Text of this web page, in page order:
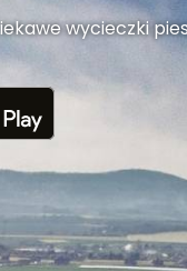
wycieczki